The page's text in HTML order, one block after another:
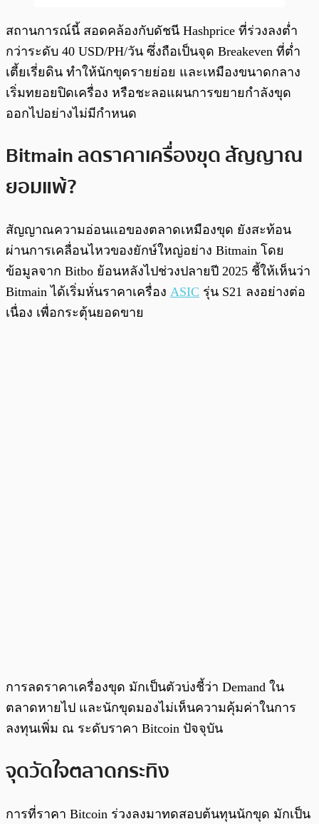
สถานการณ์นี้ สอดคล้องกับดัชนี Hashprice ที่ร่วงลงต่ำ
กว่าระดับ 40 USD/PH/วัน ซึ่งถือเป็นจุด Breakeven ที่ต่ำ
เตี้ยเรี่ยดิน ทำให้นักขุดรายย่อย และเหมืองขนาดกลาง
เริ่มทยอยปิดเครื่อง หรือชะลอแผนการขยายกำลังขุด
ออกไปอย่างไม่มีกำหนด
Bitmain ลดราคาเครื่องขุด สัญญาณ
ยอมแพ้?
สัญญาณความอ่อนแอของตลาดเหมืองขุด ยังสะท้อน
ผ่านการเคลื่อนไหวของยักษ์ใหญ่อย่าง Bitmain โดย
ข้อมูลจาก Bitbo ย้อนหลังไปช่วงปลายปี 2025 ชี้ให้เห็นว่า
Bitmain ได้เริ่มหั่นราคาเครื่อง ASIC รุ่น S21 ลงอย่างต่อ
เนื่อง เพื่อกระตุ้นยอดขาย
การลดราคาเครื่องขุด มักเป็นตัวบ่งชี้ว่า Demand ใน
ตลาดหายไป และนักขุดมองไม่เห็นความคุ้มค่าในการ
ลงทุนเพิ่ม ณ ระดับราคา Bitcoin ปัจจุบัน
จุดวัดใจตลาดกระทิง
การที่ราคา Bitcoin ร่วงลงมาทดสอบต้นทุนนักขุด มักเป็น